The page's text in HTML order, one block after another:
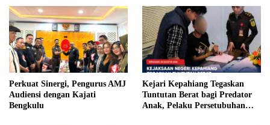
Perkuat Sinergi, Pengurus AMJ
Audiensi dengan Kajati
Bengkulu
Kejari Kepahiang Tegaskan
Tuntutan Berat bagi Predator
Anak, Pelaku Persetubuhan